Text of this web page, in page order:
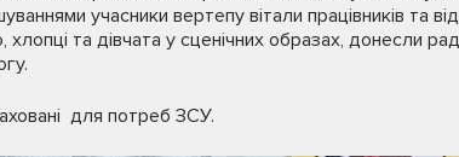
учасники вертепу вітали працівників та
хлопці та дівчата у сценічних образах, донесли
для потреб ЗСУ.